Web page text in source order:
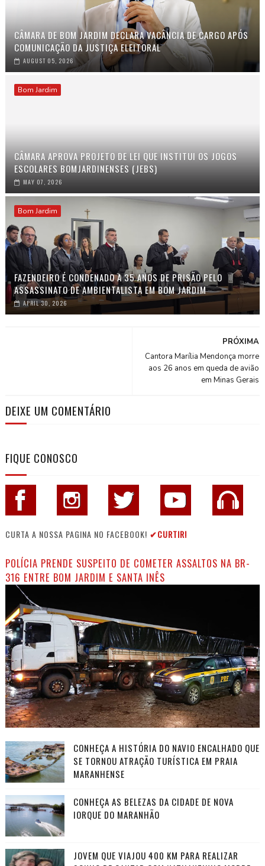
CÂMARA DE BOM JARDIM DECLARA VACÂNCIA DE CARGO APÓS
COMUNICAÇÃO DA JUSTIÇA ELEITORAL
AUGUST 05, 2026
Bom Jardim
CÂMARA APROVA PROJETO DE LEI QUE INSTITUI OS JOGOS
ESCOLARES BOMJARDINENSES (JEBS)
MAY 07, 2026
Bom Jardim
FAZENDEIRO É CONDENADO A 35 ANOS DE PRISÃO PELO
ASSASSINATO DE AMBIENTALISTA EM BOM JARDIM
APRIL 30, 2026
PRÓXIMA
Cantora Marília Mendonça morre
aos 26 anos em queda de avião
em Minas Gerais
DEIXE UM COMENTÁRIO
FIQUE CONOSCO
CURTA A NOSSA PAGINA NO FACEBOOK! ✔CURTIR!
POLÍCIA PRENDE SUSPEITO DE COMETER ASSALTOS NA BR-
316 ENTRE BOM JARDIM E SANTA INÊS
CONHEÇA A HISTÓRIA DO NAVIO ENCALHADO QUE
SE TORNOU ATRAÇÃO TURÍSTICA EM PRAIA
MARANHENSE
CONHEÇA AS BELEZAS DA CIDADE DE NOVA
IORQUE DO MARANHÃO
JOVEM QUE VIAJOU 400 KM PARA REALIZAR